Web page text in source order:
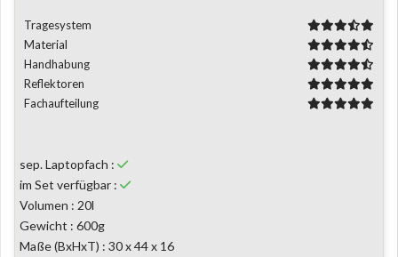
Tragesystem
Material
Handhabung
Reflektoren
Fachaufteilung
sep. Laptopfach :
im Set verfügbar :
Volumen : 20l
Gewicht : 600g
Maße (BxHxT) : 30 x 44 x 16